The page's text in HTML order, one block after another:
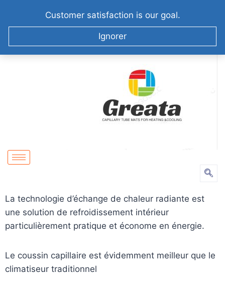
Customer satisfaction is our goal.
Ignorer
+86-51258687904 info@greatabiotechnology.com
XIZHA VILLAGE,SUZHOU. CHINA
La technologie d’échange de chaleur radiante est
une solution de refroidissement intérieur
particulièrement pratique et économe en énergie.
Le coussin capillaire est évidemment meilleur que le
climatiseur traditionnel